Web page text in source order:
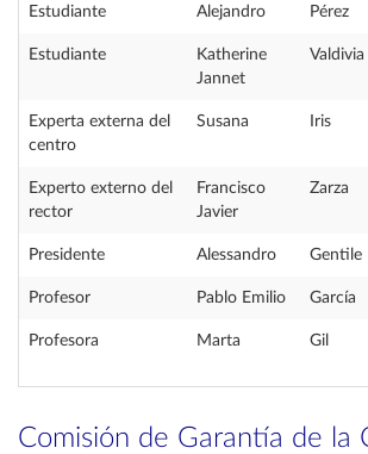
Estudiante Alejandro Pérez
Estudiante
Katherine
Jannet
Valdivia
Experta externa del
centro
Susana Iris
Experto externo del
rector
Francisco
Javier
Zarza
Presidente Alessandro Gentile
Profesor Pablo Emilio García
Profesora Marta Gil
Comisión de Garantía de la